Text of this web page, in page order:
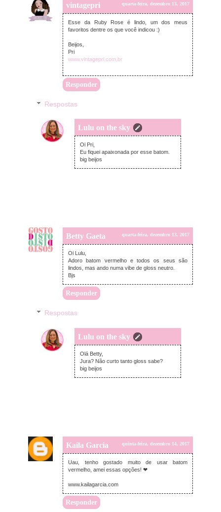
vintagepri quarta-feira, dezembro 13, 2017
Esse da Ruby Rose é lindo, um dos meus
favoritos dentre os que você indicou :)
Beijos,
Pri
www.vintagepri.com.br
Responder
Respostas
Lulu on the sky
quinta-feira, dezembro 14, 2017
Oi Pri,
Eu fiquei apaixonada por esse batom.
big beijos
Betty Gaeta quarta-feira, dezembro 13, 2017
Oi Lulu,
Adoro batom vermelho e todos os seus são
lindos, mas ando numa vibe de gloss neutro.
Bjs
Responder
Respostas
Lulu on the sky
quinta-feira, dezembro 14, 2017
Olá Betty,
Jura? Não curto tanto gloss sabe?
big beijos
Kaila Garcia quinta-feira, dezembro 14, 2017
Uau, tenho gostado muito de usar batom
vermelho, amei essas opções! ❤
www.kailagarcia.com
Responder